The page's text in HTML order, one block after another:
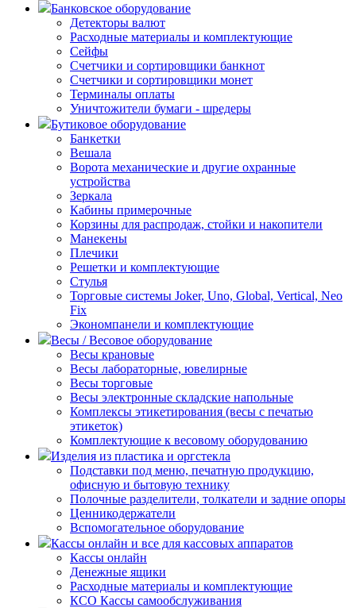
Банковское оборудование
Детекторы валют
Расходные материалы и комплектующие
Сейфы
Счетчики и сортировщики банкнот
Счетчики и сортировщики монет
Терминалы оплаты
Уничтожители бумаги - шредеры
Бутиковое оборудование
Банкетки
Вешала
Ворота механические и другие охранные
устройства
Зеркала
Кабины примерочные
Корзины для распродаж, стойки и накопители
Манекены
Плечики
Решетки и комплектующие
Стулья
Торговые системы Joker, Uno, Global, Vertical, Neo
Fix
Экономпанели и комплектующие
Весы / Весовое оборудование
Весы крановые
Весы лабораторные, ювелирные
Весы торговые
Весы электронные складские напольные
Комплексы этикетирования (весы с печатью
этикеток)
Комплектующие к весовому оборудованию
Изделия из пластика и оргстекла
Подставки под меню, печатную продукцию,
офисную и бытовую технику
Полочные разделители, толкатели и задние опоры
Ценникодержатели
Вспомогательное оборудование
Кассы онлайн и все для кассовых аппаратов
Кассы онлайн
Денежные ящики
Расходные материалы и комплектующие
КСО Кассы самообслуживания